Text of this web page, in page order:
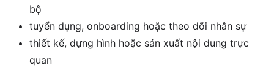
bộ
tuyển dụng, onboarding hoặc theo dõi nhân sự
thiết kế, dựng hình hoặc sản xuất nội dung trực
quan